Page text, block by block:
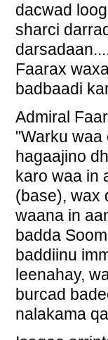
dacwad
sharci
Faarax
badbaadi
Admiral
"Warku
hagaajino
karo waa in
(base), wax
waana in
badda
baddiinu
leenahay,
burcad
nalakama